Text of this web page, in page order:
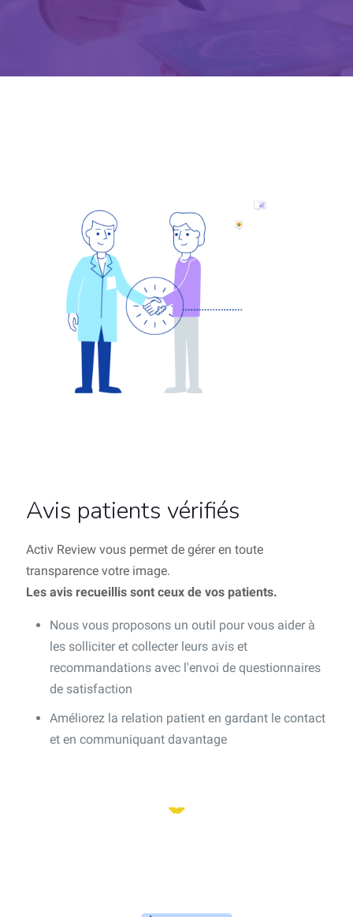
Avis patients vérifiés
Activ Review vous permet de gérer en toute
transparence votre image.
Les avis recueillis sont ceux de vos patients.
Nous vous proposons un outil pour vous aider à
les solliciter et collecter leurs avis et
recommandations avec l'envoi de questionnaires
de satisfaction
Améliorez la relation patient en gardant le contact
et en communiquant davantage